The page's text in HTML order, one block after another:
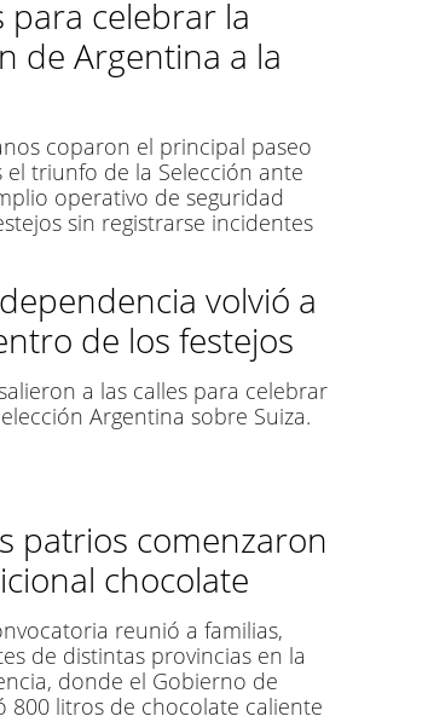
para celebrar la
de Argentina a la
coparon el principal paseo
el triunfo de la Selección ante
operativo de seguridad
sin registrarse incidentes
volvió a
de los festejos
a las calles para celebrar
Argentina sobre Suiza.
patrios comenzaron
chocolate
reunió a familias,
de distintas provincias en la
donde el Gobierno de
800 litros de chocolate caliente